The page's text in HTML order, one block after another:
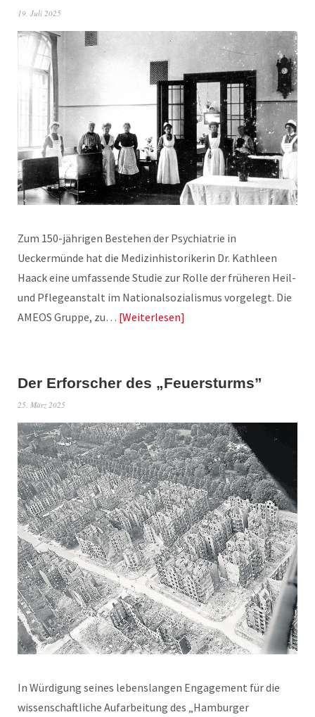
19. Juli 2025
Zum 150-jährigen Bestehen der Psychiatrie in
Ueckermünde hat die Medizinhistorikerin Dr. Kathleen
Haack eine umfassende Studie zur Rolle der früheren Heil-
und Pflegeanstalt im Nationalsozialismus vorgelegt. Die
AMEOS Gruppe, zu… Weiterlesen
Der Erforscher des „Feuersturms”
25. März 2025
In Würdigung seines lebenslangen Engagement für die
wissenschaftliche Aufarbeitung des „Hamburger